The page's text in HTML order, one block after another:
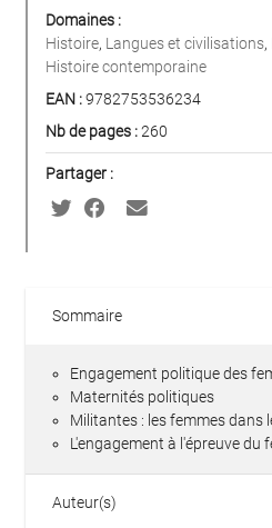
Domaines :
Histoire, Langues et civilisations,
Histoire contemporaine
EAN :9782753536234
Nb de pages :260
Partager :
Sommaire
Engagement politique des
Maternités politiques
Militantes : les femmes dans
L'engagement à l'épreuve du
Auteur(s)